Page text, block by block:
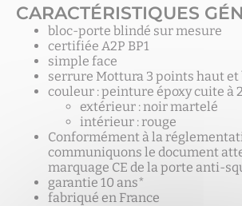
CARACTÉRISTIQUES
bloc-porte blindé sur mesure
certifiée A2P BP1
simple face
serrure Mottura 3 points haut et
couleur : peinture époxy cuite à
extérieur : noir martelé
intérieur : rouge
Conformément à la
communiquons le document
marquage CE de la porte anti-
garantie 10 ans*
fabriqué en France